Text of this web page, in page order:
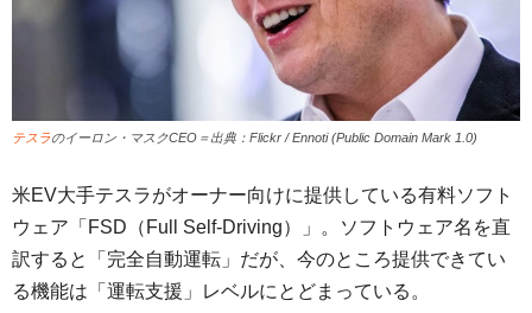
テスラのイーロン・マスクCEO＝出典：Flickr / Ennoti (Public Domain Mark 1.0)
米EV大手テスラがオーナー向けに提供している有料ソフト
ウェア「FSD（Full Self-Driving）」。ソフトウェア名を直
訳すると「完全自動運転」だが、今のところ提供できてい
る機能は「運転支援」レベルにとどまっている。